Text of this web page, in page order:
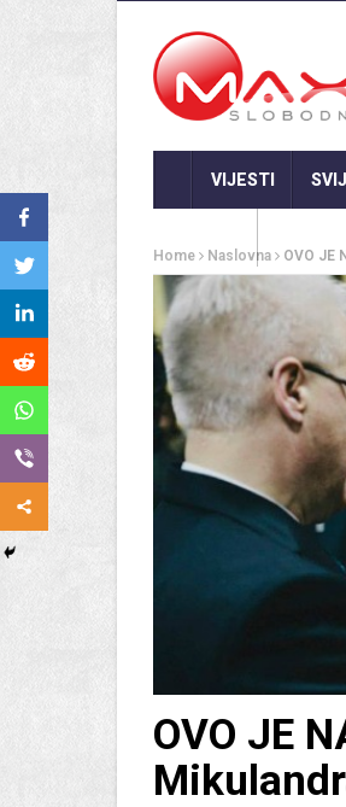
VIJESTI
Home Naslovna OVO JE
OVO JE